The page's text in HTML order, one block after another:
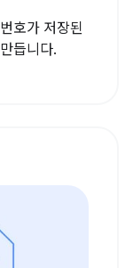
호가 저장된
듭니다.